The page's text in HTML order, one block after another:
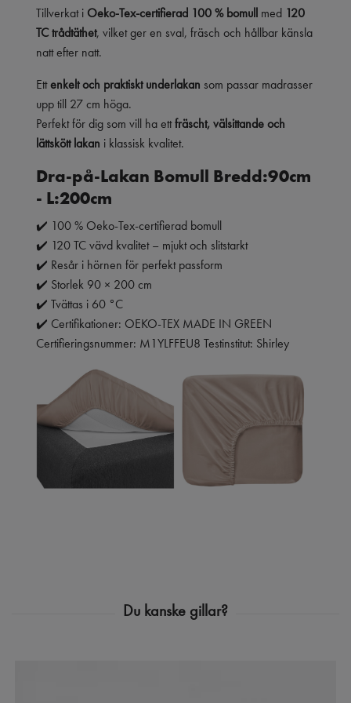
Tillverkat i Oeko-Tex-certifierad 100 % bomull med 120
TC trådtäthet, vilket ger en sval, fräsch och hållbar känsla
natt efter natt.
Ettenkelt och praktiskt underlakan som passar madrasser
upp till 27 cm höga.
Perfekt för dig som vill ha ettfräscht, välsittande och
lättskött lakan i klassisk kvalitet.
Dra-på-Lakan Bomull Bredd:90cm
- L:200cm
✔️ 100 % Oeko-Tex-certifierad bomull
✔️ 120 TC vävd kvalitet – mjukt och slitstarkt
✔️ Resår i hörnen för perfekt passform
✔️ Storlek 90 × 200 cm
✔️ Tvättas i 60 °C
✔️ Certifikationer: OEKO-TEX MADE IN GREEN
Certifieringsnummer: M1YLFFEU8 Testinstitut: Shirley